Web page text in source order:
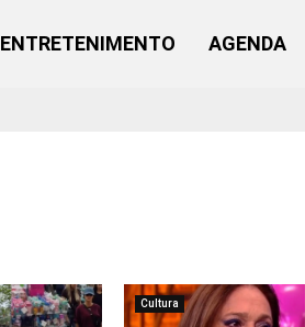
ENTRETENIMENTO AGENDA
Cultura